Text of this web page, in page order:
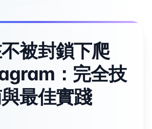
被封鎖下爬
：完全技
最佳實踐